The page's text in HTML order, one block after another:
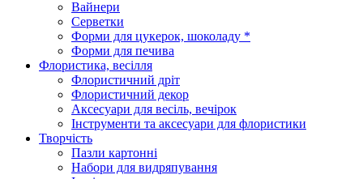
Вайнери
Серветки
Форми для цукерок, шоколаду *
Форми для печива
Флористика, весілля
Флористичний дріт
Флористичний декор
Аксесуари для весіль, вечірок
Інструменти та аксесуари для флористики
Творчість
Пазли картонні
Набори для видряпування